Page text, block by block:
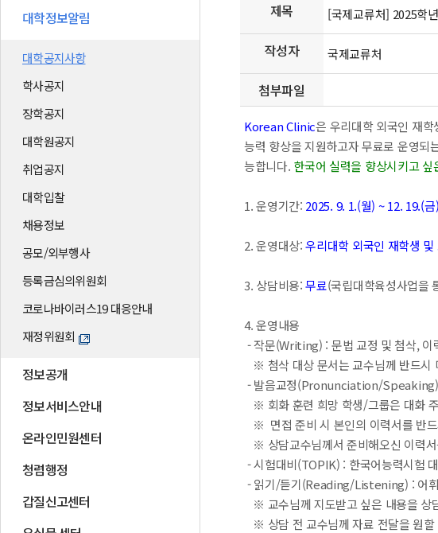
대학정보알림
대학공지사항
학사공지
장학공지
대학원공지
취업공지
대학입찰
채용정보
공모/외부행사
등록금심의위원회
코로나바이러스19 대응안내
재정위원회
정보공개
정보서비스안내
온라인민원센터
청렴행정
갑질신고센터
제목 [국제교류처] 2025학
작성자 국제교류처
첨부파일
Korean Clinic은 우리대학 외국인 재
능력 향상을 지원하고자 무료로 운영되
능합니다. 한국어 실력을 향상시키고
1. 운영기간: 2025. 9. 1.(월) ~ 12. 19.(금)
2. 운영대상:우리대학 외국인 재학생 및
3. 상담비용:무료(국립대학육성사업을
4. 운영내용
- 작문(Writing) : 문법 교정 및 첨삭, 이
※ 첨삭 대상 문서는 교수님께 반드시
- 발음교정(Pronunciation/Speaking)
※ 회화 훈련 희망 학생/그룹은 대화
※ 면접 준비 시 본인의 이력서를 반
※ 상담교수님께서 준비해오신 이력
- 시험대비(TOPIK) : 한국어능력시험
- 읽기/듣기(Reading/Listening) : 어휘
※ 교수님께 지도받고 싶은 내용을 상
※ 상담 전 교수님께 자료 전달을 원할